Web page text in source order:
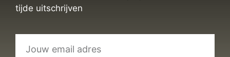
tijde uitschrijven